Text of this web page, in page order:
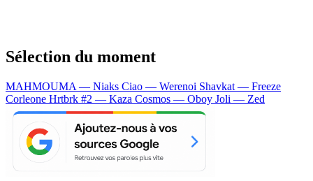
Sélection du moment
MAHMOUMA — Niaks Ciao — Werenoi Shavkat — Freeze
Corleone Hrtbrk #2 — Kaza Cosmos — Oboy Joli — Zed